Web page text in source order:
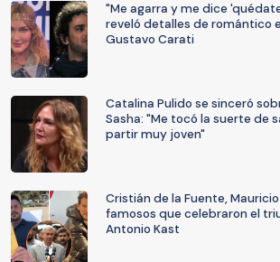
"Me agarra y me dice
reveló detalles de romántico
Gustavo Carati
Catalina Pulido se sinceró
Sasha: "Me tocó la suerte de
partir muy joven"
Cristián de la Fuente,
famosos que celebraron el
Antonio Kast